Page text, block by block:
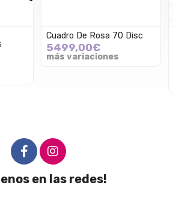
Cuadro De Rosa 70 Disc
5499,00€
más variaciones
en las redes!